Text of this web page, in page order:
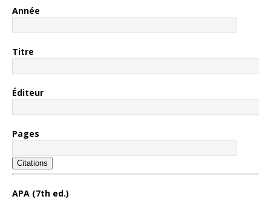
Année
Titre
Éditeur
Pages
Citations
APA (7th ed.)